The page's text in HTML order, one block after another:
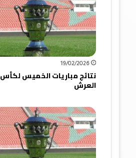
19/02/2026
نتائج مباريات الخميس لكأس
العرش